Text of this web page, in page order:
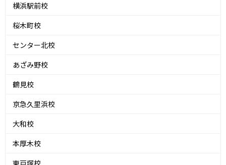
横浜駅前校
桜木町校
センター北校
あざみ野校
鶴見校
京急久里浜校
大和校
本厚木校